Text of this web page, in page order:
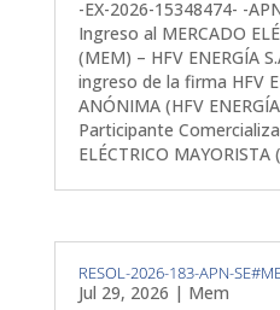
-EX-2026-15348474- -
Ingreso al MERCADO
(MEM) – HFV ENERGÍA
ingreso de la firma HFV
ANÓNIMA (HFV
Participante
ELÉCTRICO MAYORISTA
RESOL-2026-183-APN-
Jul 29, 2026 | Mem